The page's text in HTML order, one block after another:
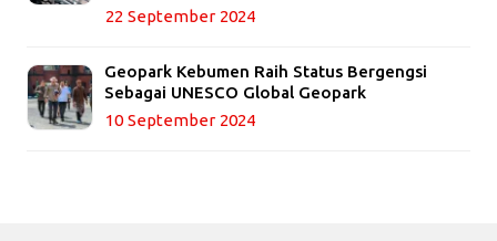
22 September 2024
Geopark Kebumen Raih Status Bergengsi
Sebagai UNESCO Global Geopark
10 September 2024